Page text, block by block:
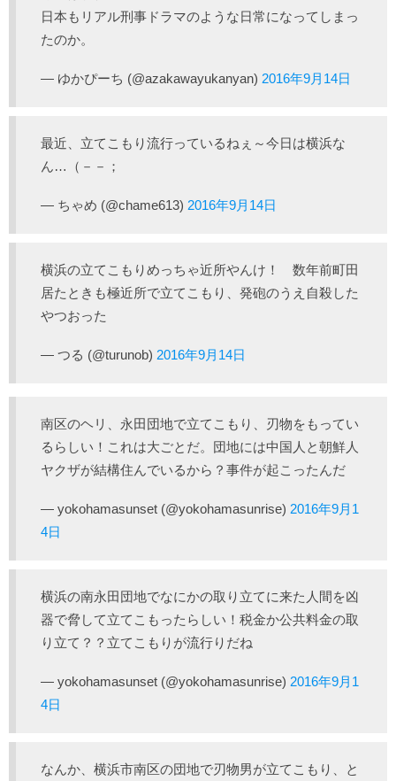
日本もリアル刑事ドラマのような日常になってしまっ
たのか。
— ゆかぴーち (@azakawayukanyan) 2016年9月14日
最近、立てこもり流行っているねぇ～今日は横浜な
ん…（－－；
— ちゃめ (@chame613) 2016年9月14日
横浜の立てこもりめっちゃ近所やんけ！ 数年前町田
居たときも極近所で立てこもり、発砲のうえ自殺した
やつおった
— つる (@turunob) 2016年9月14日
南区のヘリ、永田団地で立てこもり、刃物をもってい
るらしい！これは大ごとだ。団地には中国人と朝鮮人
ヤクザが結構住んでいるから？事件が起こったんだ
— yokohamasunset (@yokohamasunrise) 2016年9月1
4日
横浜の南永田団地でなにかの取り立てに来た人間を凶
器で脅して立てこもったらしい！税金か公共料金の取
り立て？？立てこもりが流行りだね
— yokohamasunset (@yokohamasunrise) 2016年9月1
4日
なんか、横浜市南区の団地で刃物男が立てこもり、と